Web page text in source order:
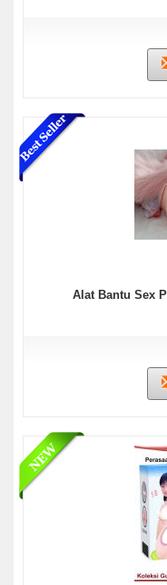
Alat Bantu Sex